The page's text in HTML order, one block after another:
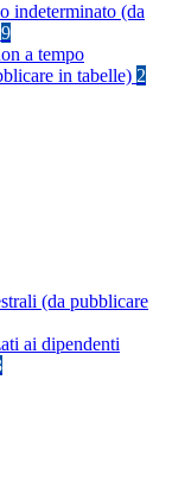
indeterminato (da
9
a tempo
in tabelle) 2
(da pubblicare
ai dipendenti